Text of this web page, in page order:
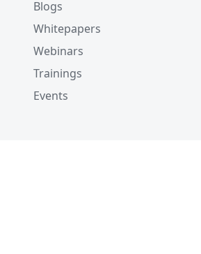
Blogs
Whitepapers
Webinars
Trainings
Events